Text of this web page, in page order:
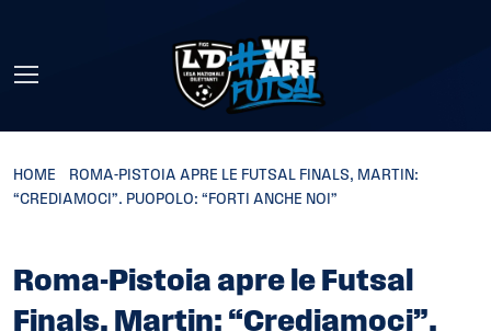
HOME
ROMA-PISTOIA APRE LE FUTSAL FINALS, MARTIN:
“CREDIAMOCI”. PUOPOLO: “FORTI ANCHE NOI”
Roma-Pistoia apre le Futsal
Finals, Martin: “Crediamoci”.